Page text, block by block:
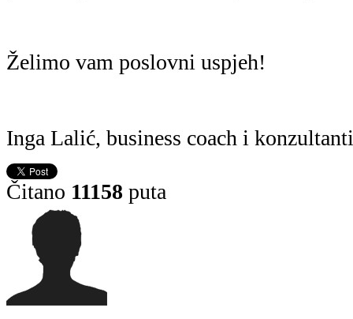
Želimo vam poslovni uspjeh!
Inga Lalić, business coach i
Čitano 11158 puta